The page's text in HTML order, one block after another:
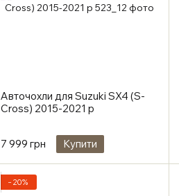
Авточохли для Suzuki SX4 (S-
Cross) 2015-2021 р
7 999 грн Купити
−20%